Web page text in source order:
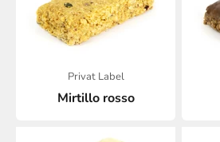
Privat Label
Mirtillo rosso